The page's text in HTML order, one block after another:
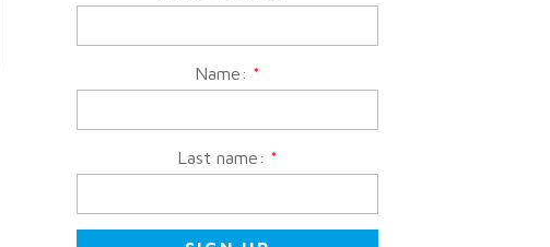
Name: *
Last name: *